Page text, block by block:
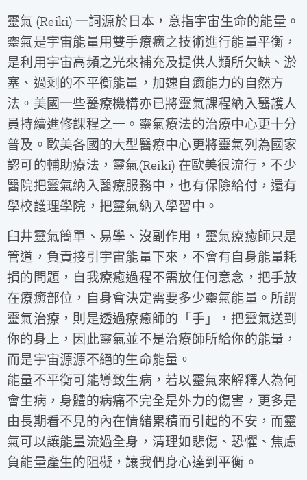
靈氣 (Reiki) 一詞源於日本，意指宇宙生命的能量。
靈氣是宇宙能量用雙手療癒之技術進行能量平衡，
是利用宇宙高頻之光來補充及提供人類所欠缺、淤
塞、過剩的不平衡能量，加速自癒能力的自然方
法。美國一些醫療機構亦已將靈氣課程納入醫護人
員持續進修課程之一。靈氣療法的治療中心更十分
普及。歐美各國的大型醫療中心更將靈氣列為國家
認可的輔助療法，靈氣(Reiki) 在歐美很流行，不少
醫院把靈氣納入醫療服務中，也有保險給付，還有
學校護理學院，把靈氣納入學習中。
臼井靈氣簡單、易學、沒副作用，靈氣療癒師只是
管道，負責接引宇宙能量下來，不會有自身能量耗
損的問題，自我療癒過程不需放任何意念，把手放
在療癒部位，自身會決定需要多少靈氣能量。所謂
靈氣治療，則是透過療癒師的「手」，把靈氣送到
你的身上，因此靈氣並不是治療師所給你的能量，
而是宇宙源源不絕的生命能量。
能量不平衡可能導致生病，若以靈氣來解釋人為何
會生病，身體的病痛不完全是外力的傷害，更多是
由長期看不見的內在情緒累積而引起的不安，而靈
氣可以讓能量流過全身，清理如悲傷、恐懼、焦慮
負能量產生的阻礙，讓我們身心達到平衡。